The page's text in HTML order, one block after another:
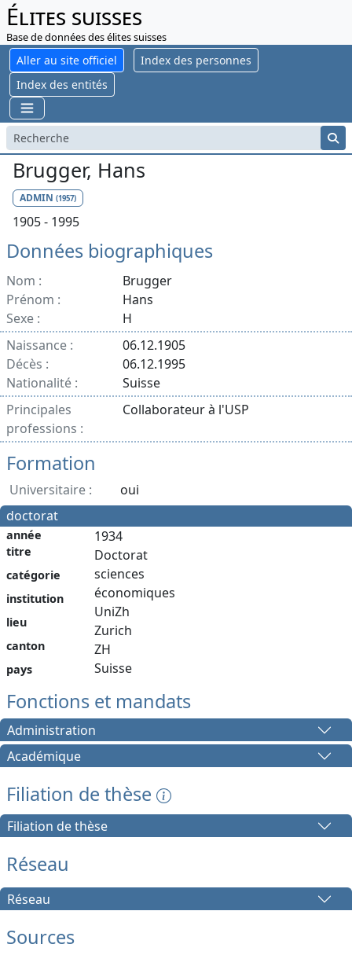
Élites suisses
Base de données des élites suisses
Aller au site officiel
Index des personnes
Index des entités
Brugger, Hans
ADMIN (1957)
1905 - 1995
Données biographiques
Nom :
Brugger
Prénom :
Hans
Sexe :
H
Naissance :
06.12.1905
Décès :
06.12.1995
Nationalité :
Suisse
Principales
professions :
Collaborateur à l'USP
Formation
Universitaire :
oui
doctorat
année
titre
catégorie
institution
lieu
canton
pays
1934
Doctorat
sciences
économiques
UniZh
Zurich
ZH
Suisse
Fonctions et mandats
Administration
Académique
Filiation de thèse
Filiation de thèse
Réseau
Réseau
Sources